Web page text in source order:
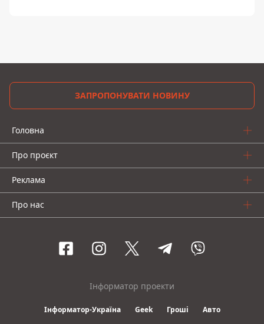
ЗАПРОПОНУВАТИ НОВИНУ
Головна
Про проєкт
Реклама
Про нас
Інформатор проекти
Інформатор-Україна Geek Гроші Авто